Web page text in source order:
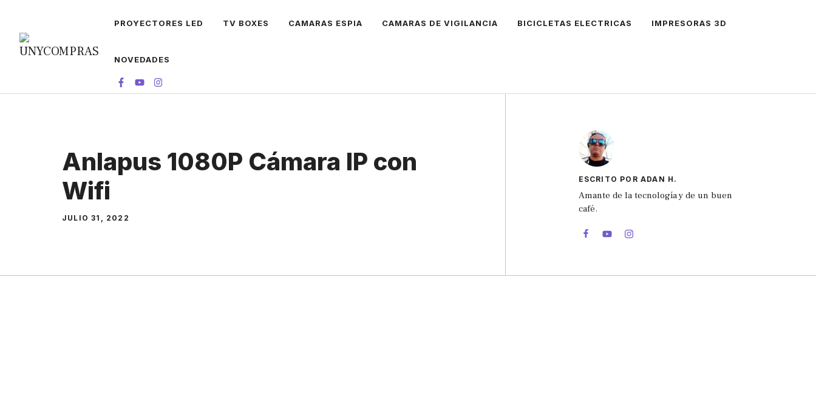
content
PROYECTORES LED TV BOXES CAMARAS ESPIA CAMARAS DE VIGILANCIA BICICLETAS ELECTRICAS IMPRESORAS 3D
NOVEDADES
Anlapus 1080P Cámara IP con
Wifi
JULIO 31, 2022
ESCRITO POR ADAN H.
Amante de la tecnología y de un buen
café.